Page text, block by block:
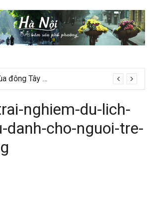
Ẩm thực mùa đông Tây Bắc có gì đặc biệt
nghiem-du-lich-
danh-cho-nguoi-tre-